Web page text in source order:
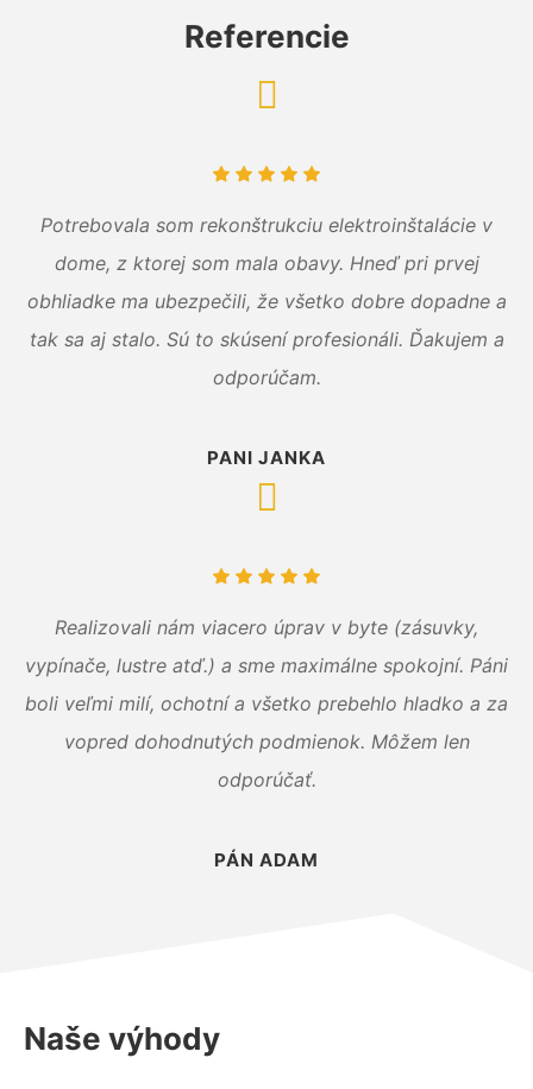
Referencie
Potrebovala som rekonštrukciu elektroinštalácie v
dome, z ktorej som mala obavy. Hneď pri prvej
obhliadke ma ubezpečili, že všetko dobre dopadne a
tak sa aj stalo. Sú to skúsení profesionáli. Ďakujem a
odporúčam.
PANI JANKA
Realizovali nám viacero úprav v byte (zásuvky,
vypínače, lustre atď.) a sme maximálne spokojní. Páni
boli veľmi milí, ochotní a všetko prebehlo hladko a za
vopred dohodnutých podmienok. Môžem len
odporúčať.
PÁN ADAM
Naše výhody